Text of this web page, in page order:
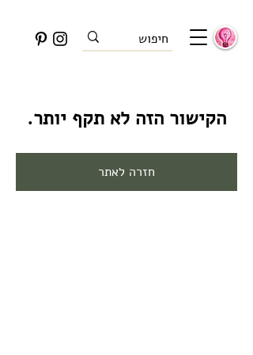
הקישור הזה לא תקף יותר.
חזרה לאתר